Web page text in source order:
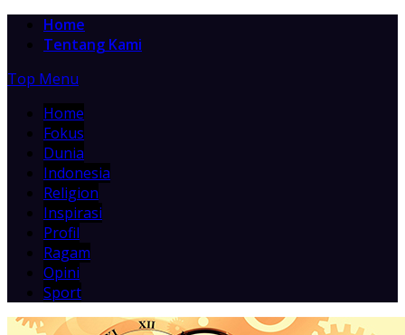
Home
Tentang Kami
Top Menu
Home
Fokus
Dunia
Indonesia
Religion
Inspirasi
Profil
Ragam
Opini
Sport